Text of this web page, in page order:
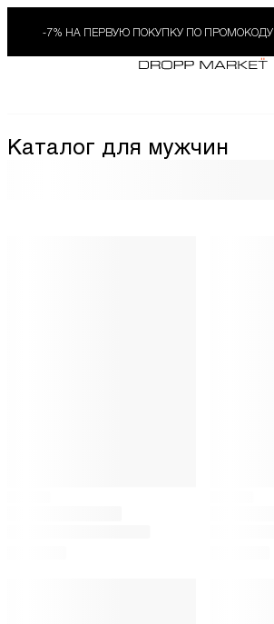
-7% НА ПЕРВУЮ ПОКУПКУ ПО ПРОМОКОДУ
Каталог для мужчин